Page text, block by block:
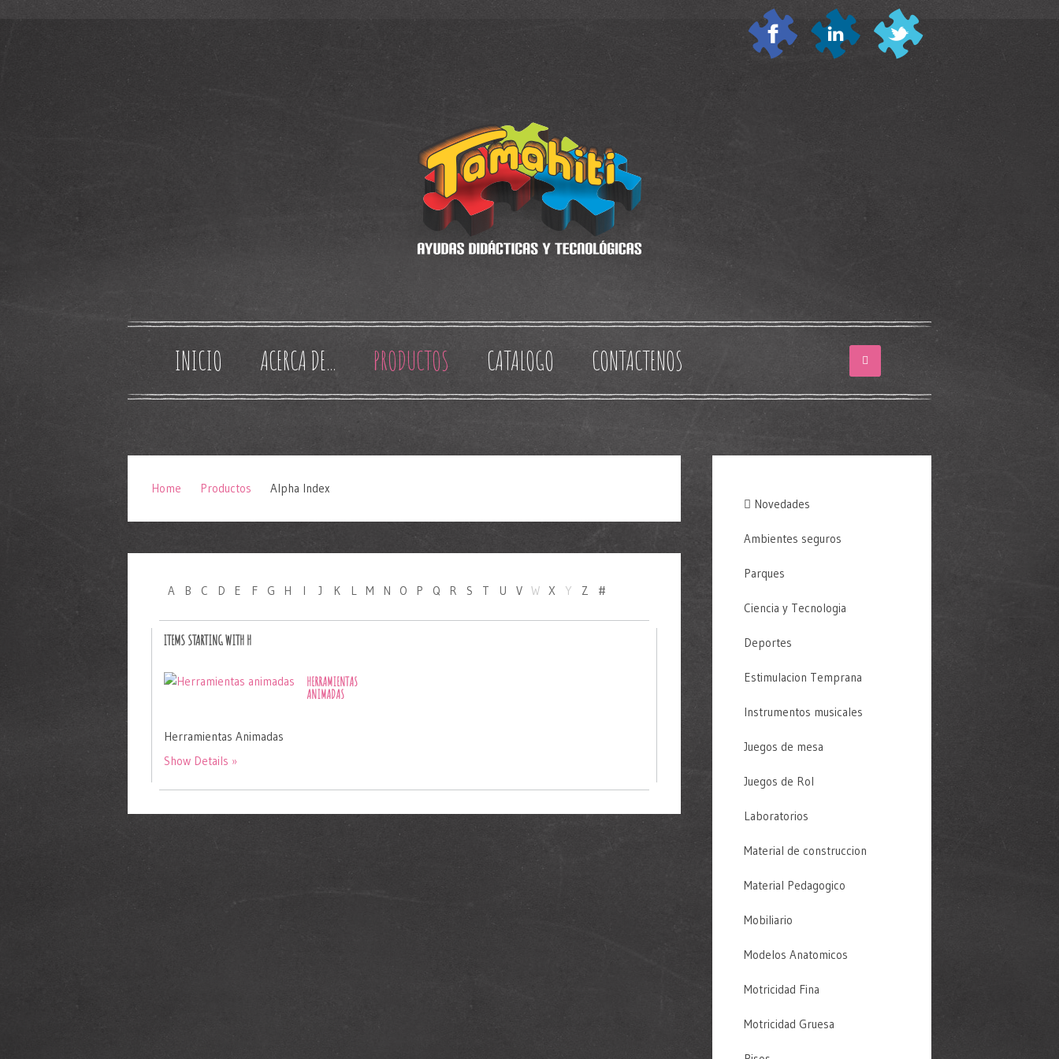
INICIO ACERCA DE... PRODUCTOS CATALOGO CONTACTENOS
Home Productos Alpha Index
A B C D E F G H I J K L M N O P Q R S T U V W X Y Z #
ITEMS STARTING WITH H
HERRAMIENTAS
ANIMADAS
Herramientas Animadas
Show Details
Novedades
Ambientes seguros
Parques
Ciencia y Tecnologia
Deportes
Estimulacion Temprana
Instrumentos musicales
Juegos de mesa
Juegos de Rol
Laboratorios
Material de construccion
Material Pedagogico
Mobiliario
Modelos Anatomicos
Motricidad Fina
Motricidad Gruesa